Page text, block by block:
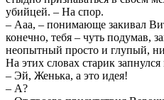
убийцей. – На спор.
– Ааа, – понимающе закивал
конечно, тебя – чуть подумав,
неопытный просто и глупый,
На этих словах старик
– Эй, Женька, а это идея!
– А?